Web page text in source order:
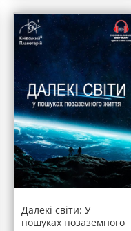
Далекі світи: У
пошуках позаземного